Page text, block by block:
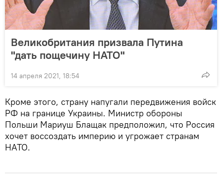
Великобритания призвала Путина
"дать пощечину НАТО"
14 апреля 2021, 18:54
Кроме этого, страну напугали передвижения войск
РФ на границе Украины. Министр обороны
Польши Мариуш Блащак предположил, что Россия
хочет воссоздать империю и угрожает странам
НАТО.